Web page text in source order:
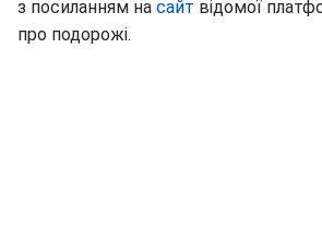
з посиланням на сайт відомої
про подорожі.